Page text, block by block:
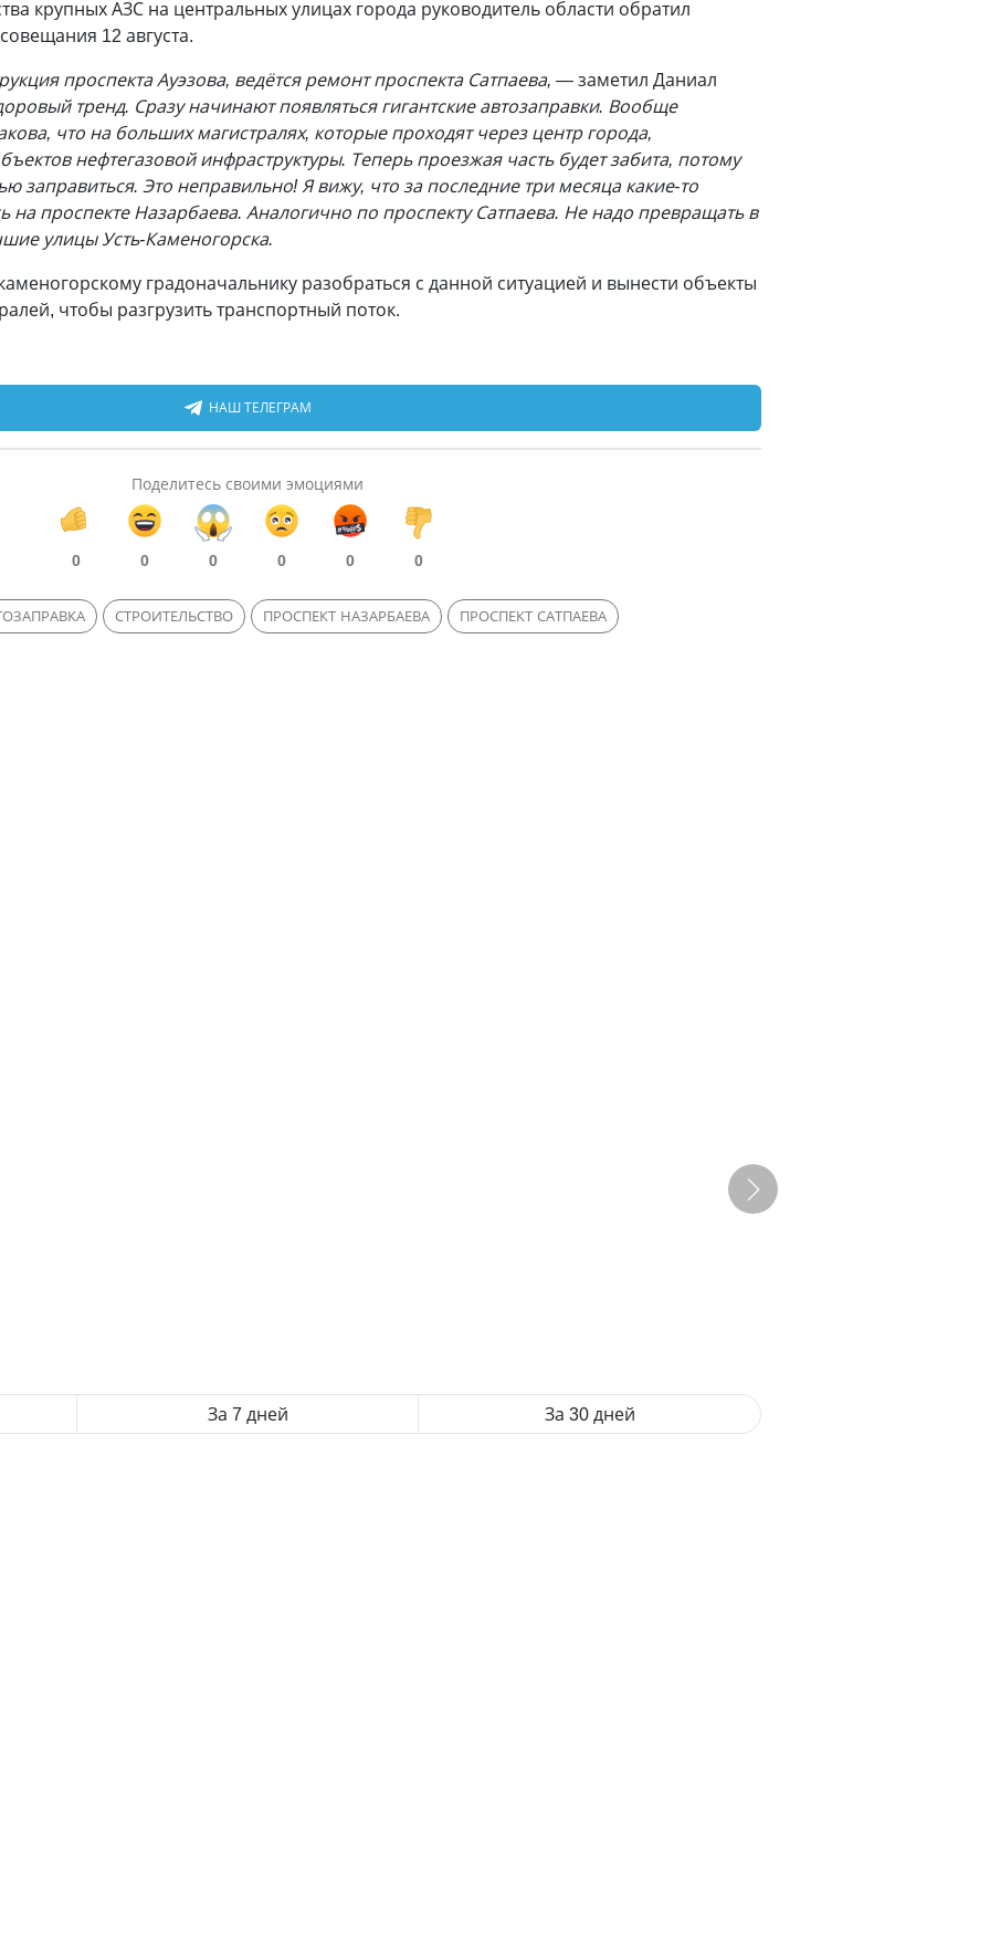
крупных АЗС на центральных улицах города руководитель области обратил
12 августа.
проспекта Ауэзова, ведётся ремонт проспекта Сатпаева, —заметил Даниал
тренд. Сразу начинают появляться гигантские автозаправки. Вообще
что на больших магистралях, которые проходят через центр города,
нефтегазовой инфраструктуры. Теперь проезжая часть будет забита, потому
заправиться. Это неправильно! Я вижу, что за последние три месяца какие-то
на проспекте Назарбаева. Аналогично по проспекту Сатпаева. Не надо превращать в
улицы Усть-Каменогорска.
градоначальнику разобраться с данной ситуацией и вынести объекты
чтобы разгрузить транспортный поток.
НАШ ТЕЛЕГРАМ
Поделитесь своими эмоциями
0 0 0 0 0 0
СТРОИТЕЛЬСТВО ПРОСПЕКТ НАЗАРБАЕВА ПРОСПЕКТ САТПАЕВА
За 7 дней За 30 дней